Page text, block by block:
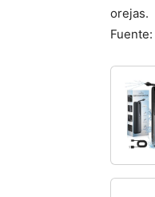
orejas.
Fuente: